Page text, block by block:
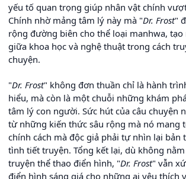
yếu tố quan trọng giúp nhân vật chính
Chính nhờ mảng tâm lý này mà "Dr. Frost"
rộng đường biên cho thể loại manhwa,
giữa khoa học và nghệ thuật trong cách
chuyện.
"Dr. Frost" không đơn thuần chỉ là hành
hiểu, mà còn là một chuỗi những khám
tâm lý con người. Sức hút của câu chuyện
từ những kiến thức sâu rộng mà nó mang
chính cách mà độc giả phải tự nhìn lại bản
tình tiết truyện. Tổng kết lại, dù không
truyện thể thao điển hình, "Dr. Frost" vẫn
điển hình sáng giá cho những ai yêu thích